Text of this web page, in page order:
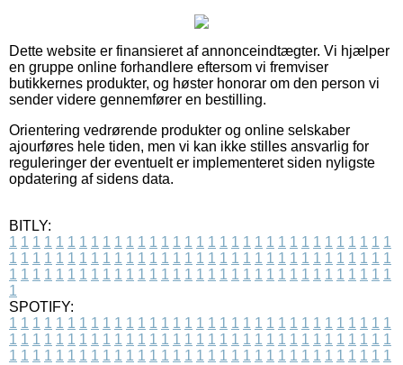
Dette website er finansieret af annonceindtægter. Vi hjælper
en gruppe online forhandlere eftersom vi fremviser
butikkernes produkter, og høster honorar om den person vi
sender videre gennemfører en bestilling.
Orientering vedrørende produkter og online selskaber
ajourføres hele tiden, men vi kan ikke stilles ansvarlig for
reguleringer der eventuelt er implementeret siden nyligste
opdatering af sidens data.
BITLY:
1 1 1 1 1 1 1 1 1 1 1 1 1 1 1 1 1 1 1 1 1 1 1 1 1 1 1 1 1 1 1 1 1
1 1 1 1 1 1 1 1 1 1 1 1 1 1 1 1 1 1 1 1 1 1 1 1 1 1 1 1 1 1 1 1 1
1 1 1 1 1 1 1 1 1 1 1 1 1 1 1 1 1 1 1 1 1 1 1 1 1 1 1 1 1 1 1 1 1
1
SPOTIFY:
1 1 1 1 1 1 1 1 1 1 1 1 1 1 1 1 1 1 1 1 1 1 1 1 1 1 1 1 1 1 1 1 1
1 1 1 1 1 1 1 1 1 1 1 1 1 1 1 1 1 1 1 1 1 1 1 1 1 1 1 1 1 1 1 1 1
1 1 1 1 1 1 1 1 1 1 1 1 1 1 1 1 1 1 1 1 1 1 1 1 1 1 1 1 1 1 1 1 1